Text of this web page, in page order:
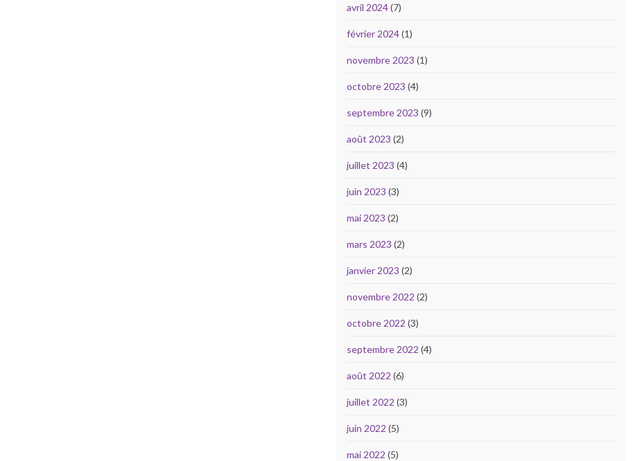
avril 2024(7)
février 2024(1)
novembre 2023 (1)
octobre 2023 (4)
septembre 2023 (9)
août 2023 (2)
juillet 2023 (4)
juin 2023 (3)
mai 2023 (2)
mars 2023 (2)
janvier 2023 (2)
novembre 2022 (2)
octobre 2022 (3)
septembre 2022 (4)
août 2022 (6)
juillet 2022 (3)
juin 2022 (5)
mai 2022 (5)